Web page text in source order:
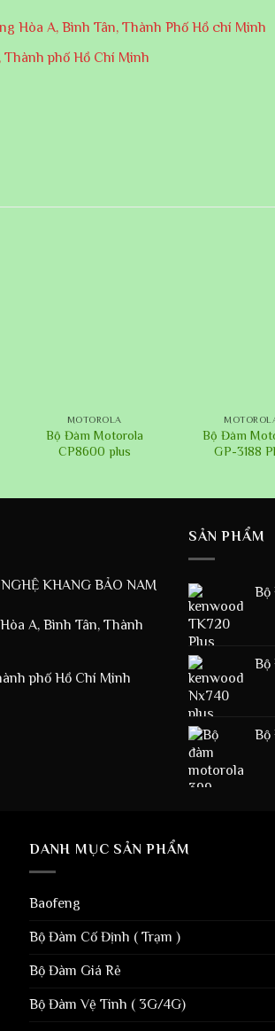
Hòa A, Bình Tân, Thành Phố Hồ chí Minh
Thành phố Hồ Chí Minh
MOTOROLA
Bộ Đàm Motorola
CP8600 plus
Bộ Đàm
GP-3188
KHANG BẢO NAM
A, Bình Tân, Thành
phố Hồ Chí Minh
SẢN PHẨM
Bộ
Bộ
Bộ
DANH MỤC SẢN PHẨM
Baofeng
Bộ Đàm Cố Định ( Trạm )
Bộ Đàm Giá Rẻ
Bộ Đàm Vệ Tinh ( 3G/4G)